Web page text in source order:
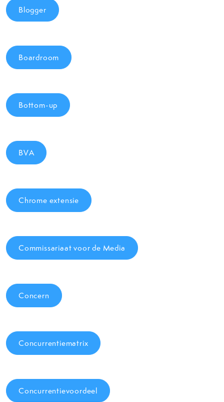
Blogger
Boardroom
Bottom-up
BVA
Chrome extensie
Commissariaat voor de Media
Concern
Concurrentiematrix
Concurrentievoordeel